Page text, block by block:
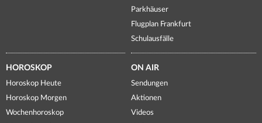
Parkhäuser
Flugplan Frankfurt
Schulausfälle
HOROSKOP
Horoskop Heute
Horoskop Morgen
Wochenhoroskop
ON AIR
Sendungen
Aktionen
Videos